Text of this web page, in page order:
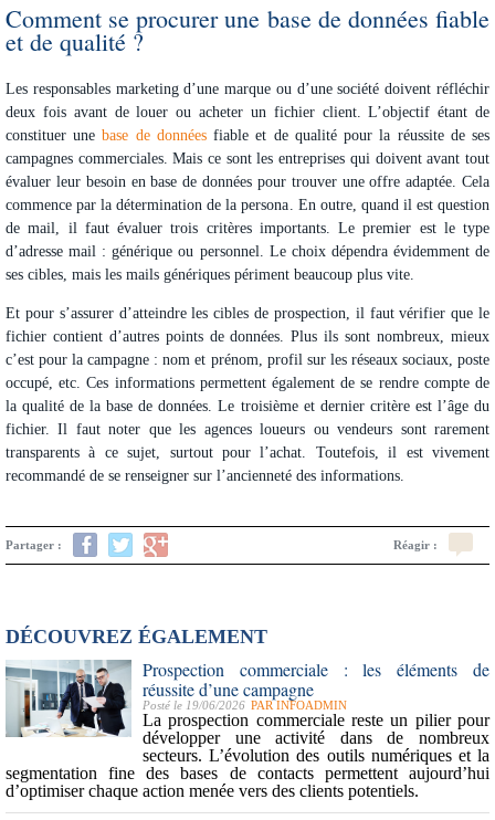
Comment se procurer une base de données fiable
et de qualité ?
Les responsables marketing d’une marque ou d’une société doivent réfléchir
deux fois avant de louer ou acheter un fichier client. L’objectif étant de
constituer unebase de donnéesfiable et de qualité pour la réussite de ses
campagnes commerciales. Mais ce sont les entreprises qui doivent avant tout
évaluer leur besoin en base de données pour trouver une offre adaptée. Cela
commence par la détermination de la persona. En outre, quand il est question
de mail, il faut évaluer trois critères importants. Le premier est le type
d’adresse mail : générique ou personnel. Le choix dépendra évidemment de
ses cibles, mais les mails génériques périment beaucoup plus vite.
Et pour s’assurer d’atteindre les cibles de prospection , il faut vérifier que le
fichier contient d’autres points de données. Plus ils sont nombreux, mieux
c’est pour la campagne : nom et prénom, profil sur les réseaux sociaux, poste
occupé, etc. Ces informations permettent également de se rendre compte de
la qualité de la base de données. Le troisième et dernier critère est l’âge du
fichier. Il faut noter que les agences loueurs ou vendeurs sont rarement
transparents à ce sujet, surtout pour l’achat. Toutefois, il est vivement
recommandé de se renseigner sur l’ancienneté des informations.
Partager : Réagir :
DÉCOUVREZ ÉGALEMENT
Prospection commerciale : les éléments de
réussite d’une campagne
Posté le 19/06/2026 PARINFOADMIN
Laprospection commercialereste un pilier pour
développer une activité dans de nombreux
secteurs. L’évolution des outils numériqueset la
segmentation fine des bases de contacts permettent aujourd’hui
d’optimiser chaque action menée vers des clients potentiels.